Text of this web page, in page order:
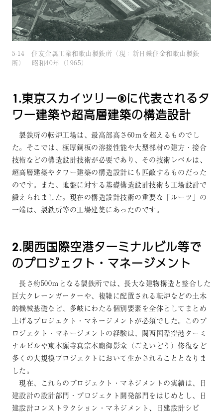
5-14 住友金属工業和歌山製鉄所（現：新日鐵住金和歌山製鉄
所） 昭和40年（1965）
1.東京スカイツリー®に代表されるタ
ワー建築や超高層建築の構造設計
製鉄所の転炉工場は、最高部高さ60ｍを超えるものでし
た。そこでは、極厚鋼板の溶接性能や大型部材の建方・接合
技術などの構造設計技術が必要であり、その技術レベルは、
超高層建築やタワー建築の構造設計にも匹敵するものだった
のです。また、地盤に対する基礎構造設計技術も工場設計で
鍛えられました。現在の構造設計技術の重要な「ルーツ」の
一端は、製鉄所等の工場建築にあったのです。
2.関西国際空港ターミナルビル等で
のプロジェクト・マネージメント
長さ約500ｍとなる製鉄所では、長大な建物構造と整合した
巨大クレーンガーターや、複雑に配置される転炉などの土木
的機械基礎など、多岐にわたる個別要素を全体としてまとめ
上げるプロジェクト・マネージメントが必須でした。このプ
ロジェクト・マネージメントの経験は、関西国際空港ターミ
ナルビルや東本願寺真宗本廟御影堂（ごえいどう）修復など
多くの大規模プロジェクトにおいて生かされることとなりま
した。
現在、これらのプロジェクト・マネジメントの実績は、日
建設計の設計部門・プロジェクト開発部門をはじめとし、日
建設計コンストラクション・マネジメント、日建設計シビ